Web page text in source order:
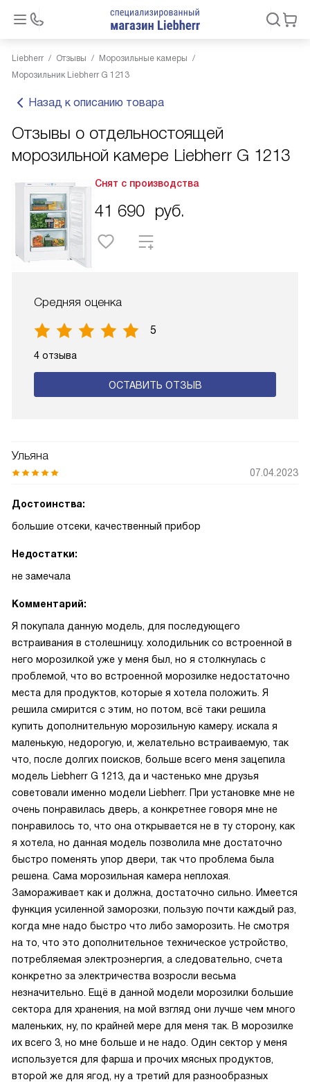
Liebherr Отзывы
Морозильные камеры
Морозильник Liebherr G 1213
Назад к описанию товара
Отзывы о отдельностоящей
морозильной камере Liebherr G 1213
Снят с производства
41 690 руб.
Средняя оценка
5
4 отзыва
ОСТАВИТЬ ОТЗЫВ
Ульяна
07.04.2023
Достоинства:
большие отсеки, качественный прибор
Недостатки:
не замечала
Комментарий:
Я покупала данную модель, для последующего
встраивания в столешницу. холодильник со встроенной в
него морозилкой уже у меня был, но я столкнулась с
проблемой, что во встроенной морозилке недостаточно
места для продуктов, которые я хотела положить. Я
решила смирится с этим, но потом, всё таки решила
купить дополнительную морозильную камеру. искала я
маленькую, недорогую, и, желательно встраиваемую, так
что, после долгих поисков, больше всего меня зацепила
модель Liebherr G 1213, да и частенько мне друзья
советовали именно модели Liebherr. При установке мне не
очень понравилась дверь, а конкретнее говоря мне не
понравилось то, что она открывается не в ту сторону, как
я хотела, но данная модель позволила мне достаточно
быстро поменять упор двери, так что проблема была
решена. Сама морозильная камера неплохая.
Замораживает как и должна, достаточно сильно. Имеется
функция усиленной заморозки, пользую почти каждый раз,
когда мне надо быстро что либо заморозить. Не смотря
на то, что это дополнительное техническое устройство,
потребляемая электроэнергия, а следовательно, счета
конкретно за электричества возросли весьма
незначительно. Ещё в данной модели морозилки большие
сектора для хранения, на мой взгляд они лучше чем много
маленьких, ну, по крайней мере для меня так. В морозилке
их всего 3, но мне больше и не надо. Один сектор у меня
используется для фарша и прочих мясных продуктов,
второй же для ягод, ну а третий для разнообразных